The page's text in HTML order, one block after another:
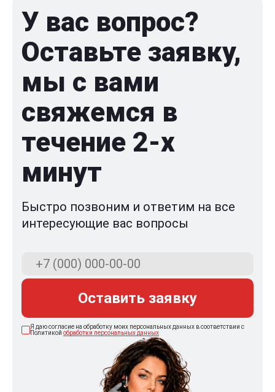
У вас вопрос?
Оставьте заявку,
мы с вами
свяжемся в
течение 2-x
минут
Быстро позвоним и ответим на все
интересующие вас вопросы
Оставить заявку
Я даю согласие на обработку моих персональных данных в соответствии с
Политикой обработки персональных данных